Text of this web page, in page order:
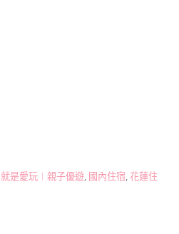
就是愛玩︱親子優遊, 國內住宿,花蓮住